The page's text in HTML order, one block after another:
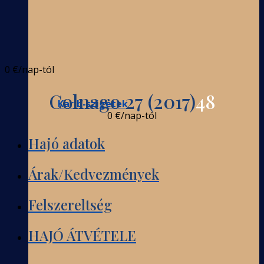
Karib-szigetek
0 €/nap-tól
Colnago 27 (2017)48
0 €/nap-tól
Hajó adatok
Árak/Kedvezmények
Felszereltség
HAJÓ ÁTVÉTELE